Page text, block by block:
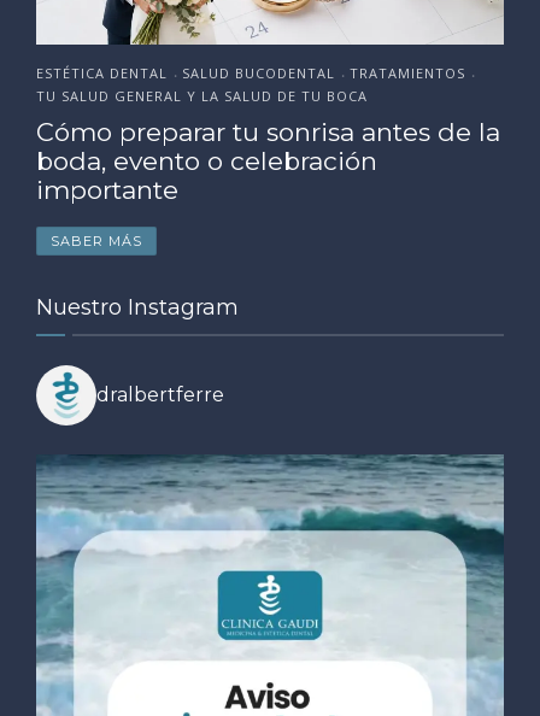
ESTÉTICA DENTAL • SALUD BUCODENTAL • TRATAMIENTOS •
TU SALUD GENERAL Y LA SALUD DE TU BOCA
Cómo preparar tu sonrisa antes de la
boda, evento o celebración
importante
SABER MÁS
Nuestro Instagram
dralbertferre